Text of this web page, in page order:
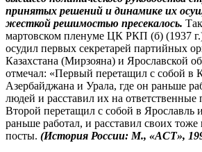
принятых решений и динамике их
жесткой решимостью пресекалось.
мартовском пленуме ЦК РКП (б) (1937
осудил первых секретарей партийных
Казахстана (Мирзояна) и Ярославской
отмечал: «Первый перетащил с собой в
Азербайджана и Урала, где он раньше
людей и расставил их на ответственные
Второй перетащил с собой в Ярославль
раньше работал, и расставил своих тоже
посты. (История России: М., «АСТ»,